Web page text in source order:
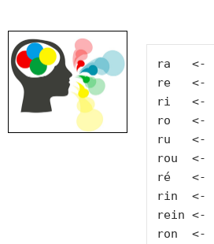
ra   <-
re   <-
ri   <-
ro   <-
ru   <-
rou  <-
ré   <-
rin  <-
rein <-
ron  <-